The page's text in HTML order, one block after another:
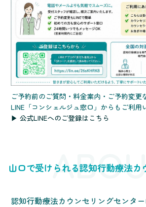
ご予約前のご質問・料金案内・ご予約変更
LINE「コンシェルジュ窓口」からもご利用
▶ 公式LINEへのご登録はこちら
山口で受けられる認知行動療法カ
認知行動療法カウンセリングセンタ